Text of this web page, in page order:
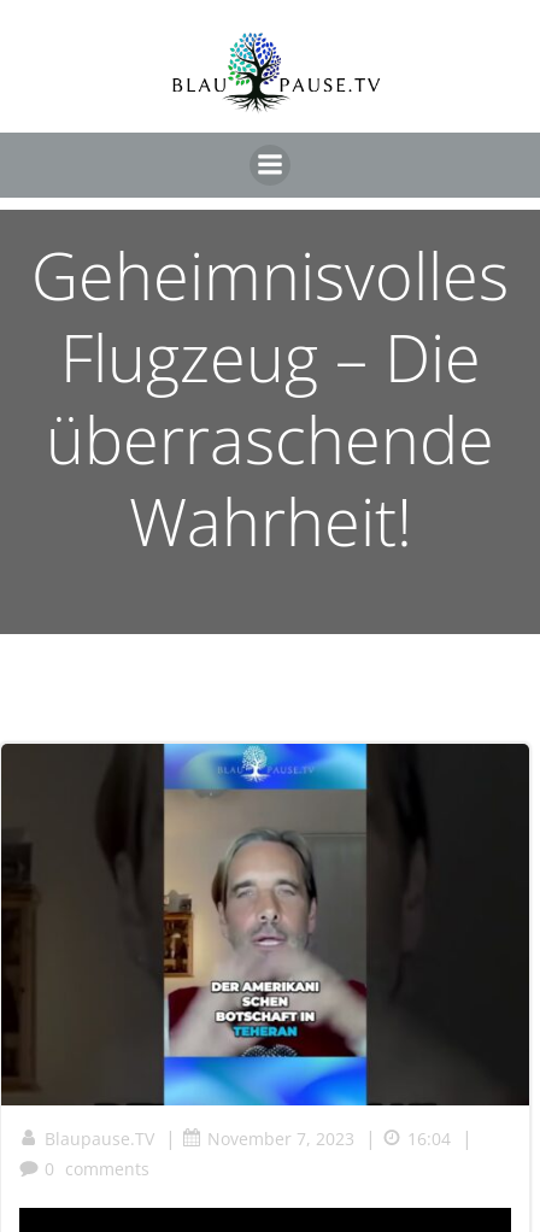
Geheimnisvolles
Flugzeug – Die
überraschende
Wahrheit!
Blaupause.TV | November 7, 2023 | 16:04 |
0 comments